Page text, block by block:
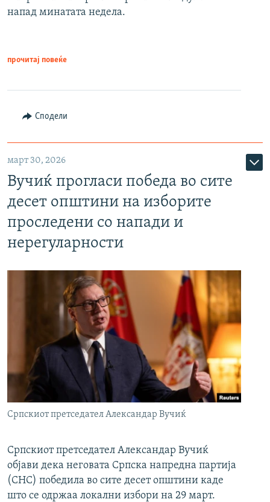
напад минатата недела.
прочитај повеќе
Сподели
март 30, 2026
Вучиќ прогласи победа во сите
десет општини на изборите
проследени со напади и
нерегуларности
Српскиот претседател Александар Вучиќ
Српскиот претседател Александар Вучиќ
објави дека неговата Српска напредна партија
(СНС) победила во сите десет општини каде
што се одржаа локални избори на 29 март.